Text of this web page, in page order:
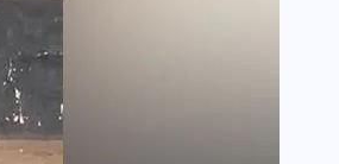
7 DE AGOSTO, 2026